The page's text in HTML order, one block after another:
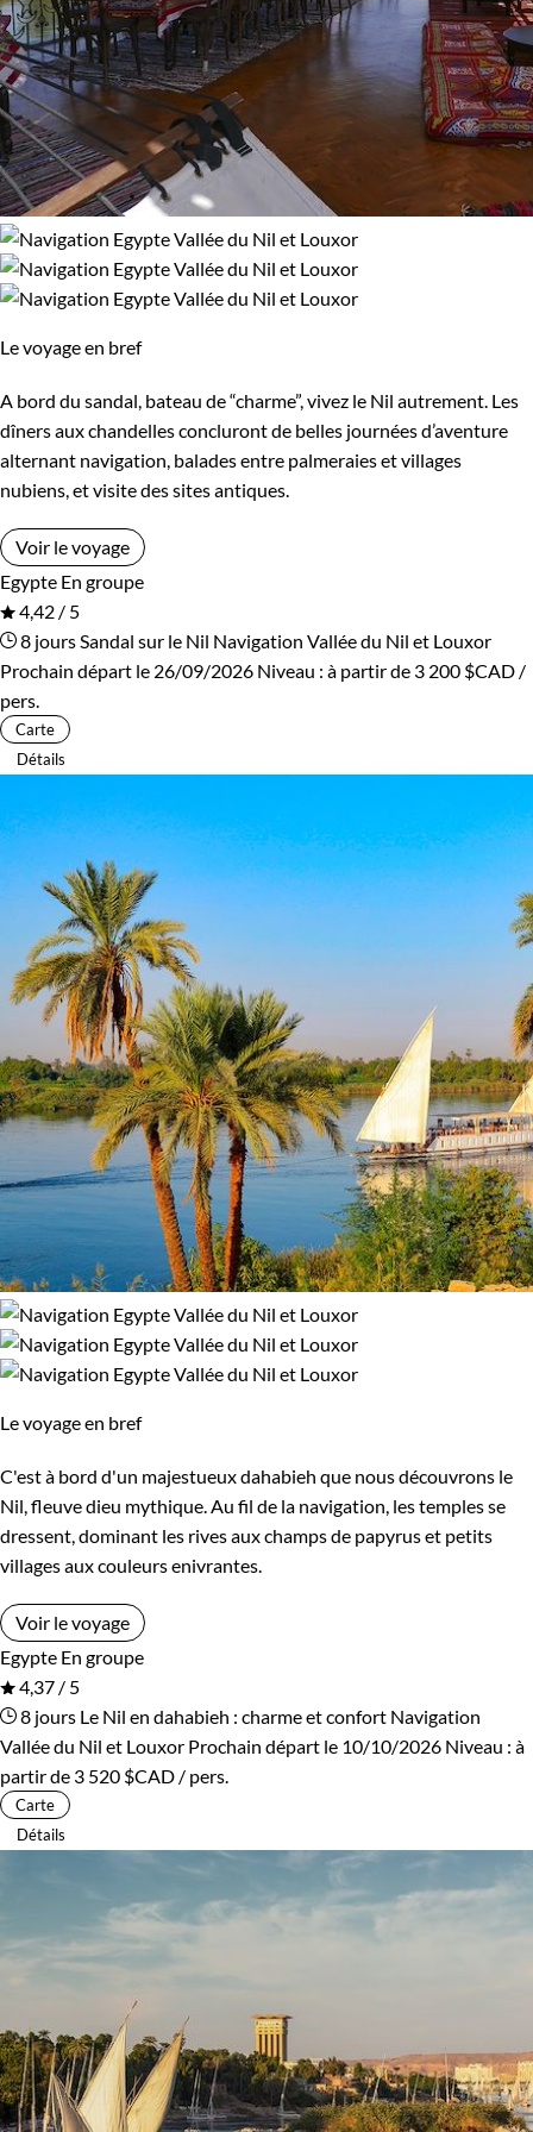
pluriel au riche passé, à la population accueillante et aux
paysages de toute beauté.
Guide de voyage Egypte
Vallée du Nil et Louxor
Budget
De 2 000 à 3 000 $CAD
Plus de 3 000 $CAD
Âge des enfants
Confort
Bivouac, sous tente
Supérieur
Le voyage en bref
A bord du sandal, bateau de “charme”, vivez le Nil autrement. Les
dîners aux chandelles concluront de belles journées d’aventure
alternant navigation, balades entre palmeraies et villages
nubiens, et visite des sites antiques.
Voir le voyage
Egypte En groupe
4,42 / 5
8 joursSandal sur le Nil Navigation Vallée du Nil et Louxor
Prochain départ le 26/09/2026 Niveau : à partir de 3 200 $CAD /
pers.
Carte
Détails
Le voyage en bref
C'est à bord d'un majestueux dahabieh que nous découvrons le
Nil, fleuve dieu mythique. Au fil de la navigation, les temples se
dressent, dominant les rives aux champs de papyrus et petits
villages aux couleurs enivrantes.
Voir le voyage
Egypte En groupe
4,37 / 5
8 jours Le Nil en dahabieh : charme et confort Navigation
Vallée du Nil et Louxor Prochain départ le 10/10/2026 Niveau : à
partir de 3 520 $CAD / pers.
Carte
Détails